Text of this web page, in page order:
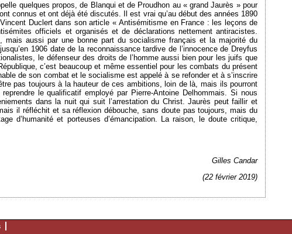
quelques propos, de Blanqui et de Proudhon au « grand Jaurès » pour
connus et ont déjà été discutés. Il est vrai qu’au début des années 1890
Duclert dans son article « Antisémitisme en France : les leçons de
officiels et organisés et de déclarations nettement antiracistes.
mais aussi par une bonne part du socialisme français et la majorité du
1906 date de la reconnaissance tardive de l’innocence de Dreyfus
le défenseur des droits de l’homme aussi bien pour les juifs que
c’est beaucoup et même essentiel pour les combats du présent
de son combat et le socialisme est appelé à se refonder et à s’inscrire
pas toujours à la hauteur de ces ambitions, loin de là, mais ils pourront
le qualificatif employé par Pierre-Antoine Delhommais. Si nous
dans la nuit qui suit l’arrestation du Christ. Jaurès peut faillir et
il réfléchit et sa réflexion débouche, sans doute pas toujours, mais du
d’humanité et porteuses d’émancipation. La raison, le doute critique,
Gilles Candar
(22 février 2019)